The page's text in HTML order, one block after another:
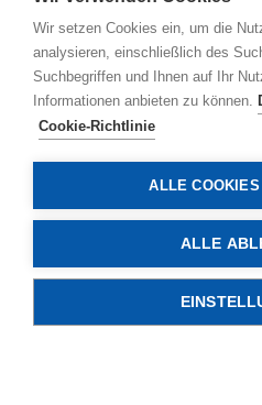
Accepted file types: docx, pdf,
Wir setzen Cookies ein, um die
analysieren, einschließlich des
Suchbegriffen und Ihnen auf Ihr
Informationen anbieten zu können.
Cookie-Richtlinie
ALLE COOKIES
ALLE